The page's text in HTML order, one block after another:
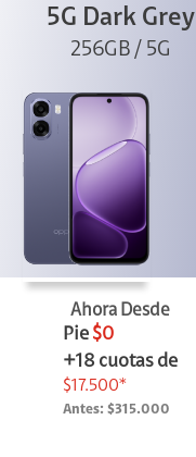
5G Dark Grey
256GB / 5G
Ahora Desde
Pie $0
+18 cuotas de
$17.500*
Antes: $315.000